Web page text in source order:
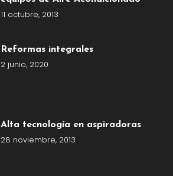
11 octubre, 2013
Reformas integrales
2 junio, 2020
Alta tecnología en aspiradoras
28 noviembre, 2013